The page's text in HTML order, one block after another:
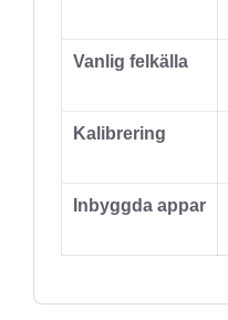
Vanlig felkälla
Kalibrering
Inbyggda appar